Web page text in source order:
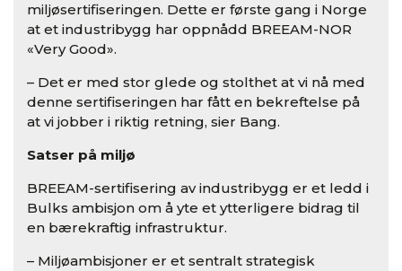
miljøsertifiseringen. Dette er første gang i Norge
at et industribygg har oppnådd BREEAM-NOR
«Very Good».
– Det er med stor glede og stolthet at vi nå med
denne sertifiseringen har fått en bekreftelse på
at vi jobber i riktig retning, sier Bang.
Satser på miljø
BREEAM-sertifisering av industribygg er et ledd i
Bulks ambisjon om å yte et ytterligere bidrag til
en bærekraftig infrastruktur.
– Miljøambisjoner er et sentralt strategisk